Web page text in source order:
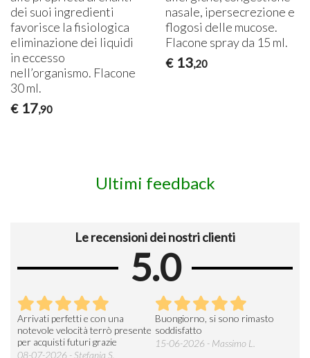
dei suoi ingredienti
favorisce la fisiologica
eliminazione dei liquidi
in eccesso
nell’organismo. Flacone
30 ml.
€ 17,90
nasale, ipersecrezione e
flogosi delle mucose.
Flacone spray da 15 ml.
€ 13,20
Ultimi feedback
Le recensioni dei nostri clienti
5.0
Arrivati perfetti e con una
notevole velocità terrò presente
per acquisti futuri grazie
08-07-2026 - Stefania S.
Buongiorno, si sono rimasto
soddisfatto
15-06-2026 - Massimo L.